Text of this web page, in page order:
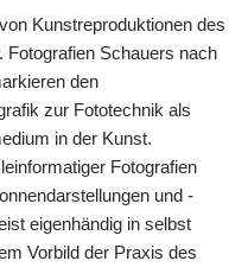
Kunstreproduktionen des
Fotografien Schauers nach
den
zur Fototechnik als
in der Kunst.
Fotografien
und -
eigenhändig in selbst
Vorbild der Praxis des